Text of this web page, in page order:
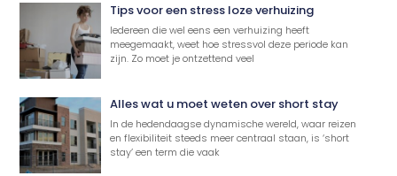
Tips voor een stress loze verhuizing
Iedereen die wel eens een verhuizing heeft
meegemaakt, weet hoe stressvol deze periode kan
zijn. Zo moet je ontzettend veel
Alles wat u moet weten over short stay
In de hedendaagse dynamische wereld, waar reizen
en flexibiliteit steeds meer centraal staan, is ‘short
stay’ een term die vaak